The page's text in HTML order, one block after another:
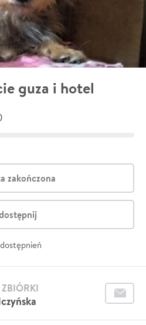
guza i hotel
zakończona